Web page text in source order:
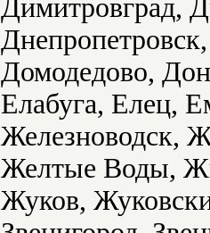
Димитровград,
Домодедово,
Елабуга, Елец,
Железноводск,
Желтые Воды,
Жуков,